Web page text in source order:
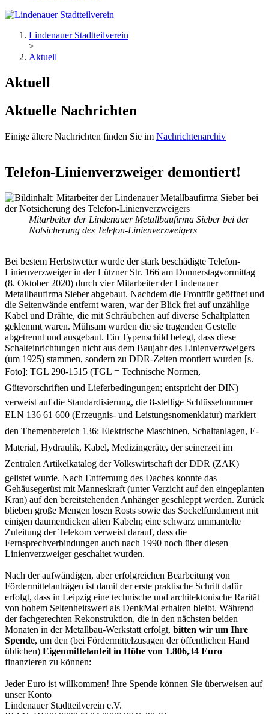
Lindenauer Stadtteilverein
>
Aktuell
Aktuell
Aktuelle Nachrichten
Einige ältere Nachrichten finden Sie im Nachrichtenarchiv
Telefon-Linienverzweiger demontiert!
Mitarbeiter der Lindenauer Metallbaufirma Sieber bei der
Notsicherung des Telefon-Linienverzweigers
Bei bestem Herbstwetter wurde der stark beschädigte Telefon-
Linienverzweiger in der Lützner Str. 166 am Donnerstagvormittag
(8. Oktober 2020) durch vier Mitarbeiter der Lindenauer
Metallbaufirma Sieber abgebaut. Nachdem die Fronttür geöffnet und
die Seitenwände entfernt waren, war der Blick frei auf unzählige
Kabel und Drähte, die mit Schräubchen auf diverse Schaltplatten
geklemmt waren. Mühsam wurden die sie tragenden Gestelle
abgetrennt und ausgebaut. Ein Typenschild belegt, dass diese
Schalteinrichtungen nicht aus dem Baujahr des Linienverzweigers
(um 1925) stammen, sondern zu DDR-Zeiten montiert wurden [s.
Foto]: TGL 290-1515 (TGL = Technische Normen,
Gütevorschriften und Lieferbedingungen; entspricht der DIN)
verweist auf die Standardisierung, die 8-stellige Schlüsselnummer
ELN 136 61 600 (Erzeugnis- und Leistungsnomenklatur) markiert
den Themenbereich 136: Elektrische Maschinen, Schaltanlagen, E-
Material, Hydraulik, Kabel, Medizingeräte, der seinerzeit im
Zentralen Artikelkatalog der Volkswirtschaft der DDR (ZAK)
gelistet wurde. Nach Entfernung des Daches konnte das
Gehäusegerüst mit Manneskraft (unter Verzicht auf den eingeplanten
Kran) auf den bereitstehenden Anhänger geschleppt werden. Zurück
blieben große Mengen losen Rosts sowie das Sockelfundament mit
einigen daumendicken alten Kabeln; eine schwarz ummantelte
Zuleitung der Telekom verweist darauf, dass die
Fernsprechverbindungen auch nach 1990 noch über diesen
Linienverzweiger geschaltet wurden.
Nach der aufwändigen, aber erfolgreichen Bearbeitung von
Fördermittelanträgen ist damit der erste praktische Schritt dafür
erfolgt, dass in Leipzig eine technische und architektonische Rarität
von hohem Seltenheitswert als DenkMal erhalten bleibt. Während
der fachgerechten Rekonstruktion, die in den nächsten beiden
Monaten in der Metallbau-Werkstatt erfolgt, bitten wir um Ihre
Spende, um den (bei Fördermittelzusagen der öffentlichen Hand
üblichen) Eigenmittelanteil in Höhe von 1.806,34 Euro
finanzieren zu können:
Jeder Euro ist willkommen! Ihre Spende können Sie überweisen auf
unser Konto
Lindenauer Stadtteilverein e.V.